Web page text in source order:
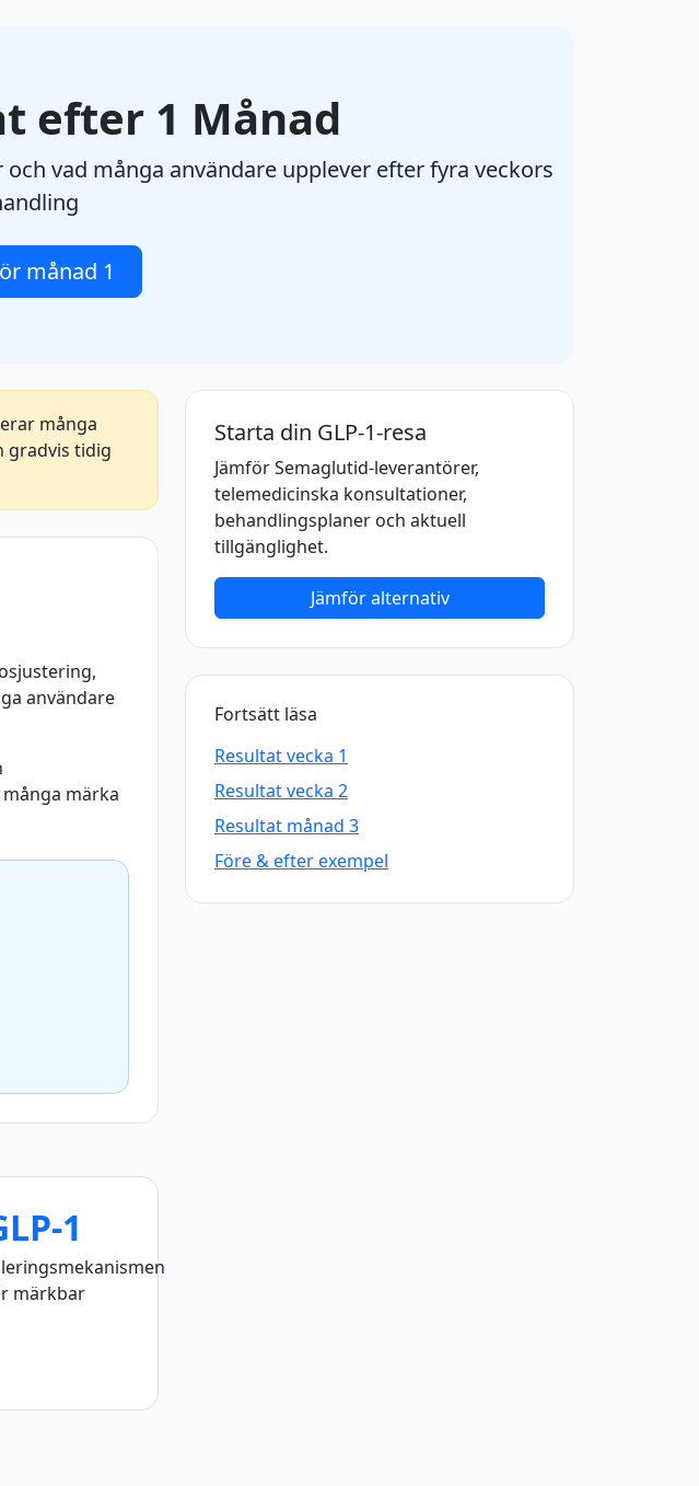
efter 1 Månad
vad många användare upplever efter fyra veckors
månad 1
många
gradvis tidig
användare
märka
1
märkbar
Starta din GLP-1-resa
Jämför Semaglutid-leverantörer,
telemedicinska konsultationer,
behandlingsplaner och aktuell
tillgänglighet.
Jämför alternativ
Fortsätt läsa
Resultat vecka 1
Resultat vecka 2
Resultat månad 3
Före & efter exempel